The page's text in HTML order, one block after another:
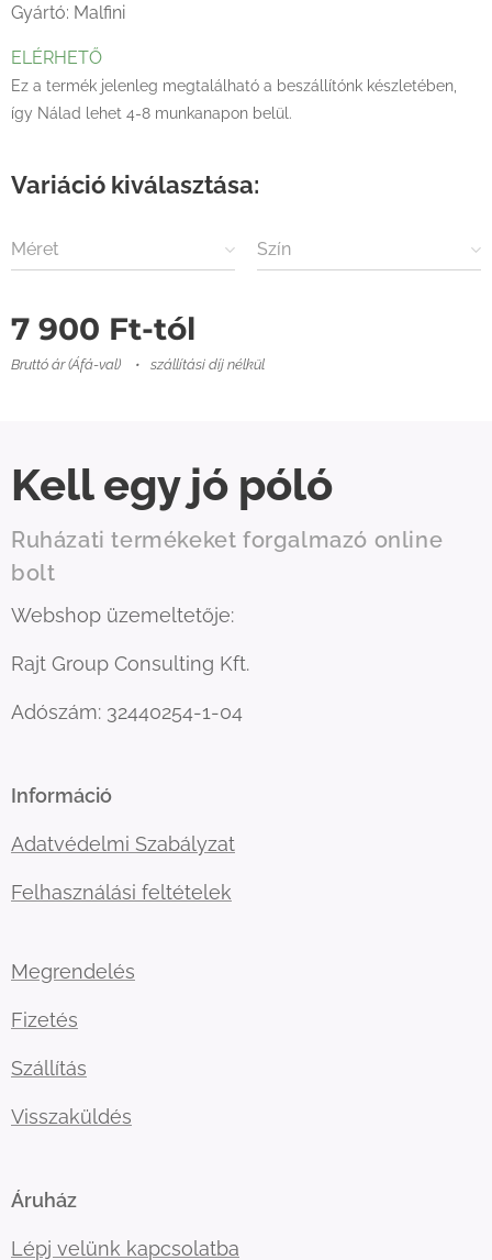
Gyártó: Malfini
ELÉRHETŐ
Ez a termék jelenleg megtalálható a beszállítónk készletében,
így Nálad lehet 4-8 munkanapon belül.
Variáció kiválasztása:
Méret Szín
7 900 Ft-tól
Bruttó ár (Áfá-val) szállítási díj nélkül
Kell egy jó póló
Ruházati termékeket forgalmazó online
bolt
Webshop üzemeltetője:
Rajt Group Consulting Kft.
Adószám: 32440254-1-04
Információ
Adatvédelmi Szabályzat
Felhasználási feltételek
Megrendelés
Fizetés
Szállítás
Visszaküldés
Áruház
Lépj velünk kapcsolatba